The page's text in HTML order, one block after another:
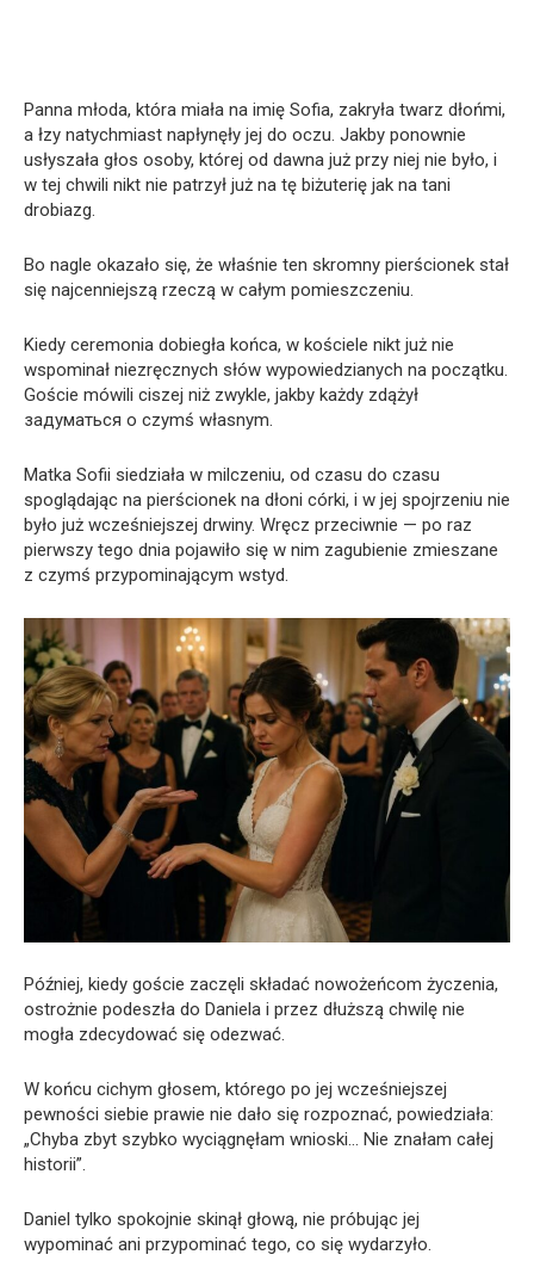
Panna młoda, która miała na imię Sofia, zakryła twarz dłońmi,
a łzy natychmiast napłynęły jej do oczu. Jakby ponownie
usłyszała głos osoby, której od dawna już przy niej nie było, i
w tej chwili nikt nie patrzył już na tę biżuterię jak na tani
drobiazg.
Bo nagle okazało się, że właśnie ten skromny pierścionek stał
się najcenniejszą rzeczą w całym pomieszczeniu.
Kiedy ceremonia dobiegła końca, w kościele nikt już nie
wspominał niezręcznych słów wypowiedzianych na początku.
Goście mówili ciszej niż zwykle, jakby każdy zdążył
задуматься o czymś własnym.
Matka Sofii siedziała w milczeniu, od czasu do czasu
spoglądając na pierścionek na dłoni córki, i w jej spojrzeniu nie
było już wcześniejszej drwiny. Wręcz przeciwnie — po raz
pierwszy tego dnia pojawiło się w nim zagubienie zmieszane
z czymś przypominającym wstyd.
Później, kiedy goście zaczęli składać nowożeńcom życzenia,
ostrożnie podeszła do Daniela i przez dłuższą chwilę nie
mogła zdecydować się odezwać.
W końcu cichym głosem, którego po jej wcześniejszej
pewności siebie prawie nie dało się rozpoznać, powiedziała:
„Chyba zbyt szybko wyciągnęłam wnioski… Nie znałam całej
historii”.
Daniel tylko spokojnie skinął głową, nie próbując jej
wypominać ani przypominać tego, co się wydarzyło.